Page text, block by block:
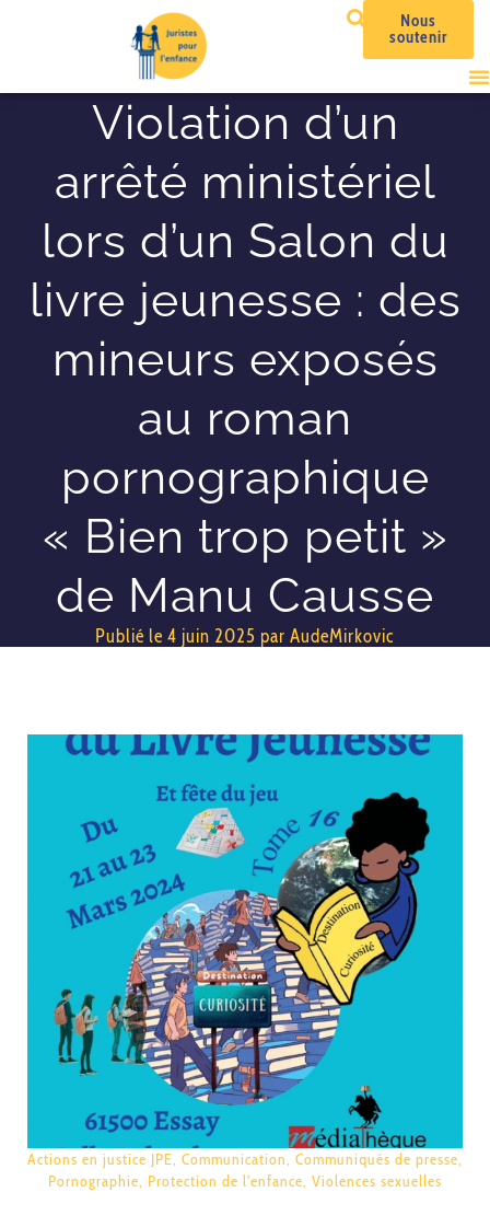
Nous
soutenir
Violation d’un
arrêté ministériel
lors d’un Salon du
livre jeunesse : des
mineurs exposés
au roman
pornographique
« Bien trop petit »
de Manu Causse
Publié le 4 juin 2025 par AudeMirkovic
Actions en justice JPE, Communication, Communiqués de presse,
Pornographie, Protection de l'enfance, Violences sexuelles